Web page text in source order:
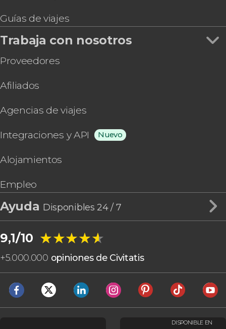
Guías de viajes
Trabaja con nosotros
Proveedores
Afiliados
Agencias de viajes
Integraciones y API Nuevo
Alojamientos
Empleo
Ayuda Disponibles 24 / 7
9,1/10 ★★★★★
★★★★★
+5.000.000 opiniones de Civitatis
DISPONIBLE EN